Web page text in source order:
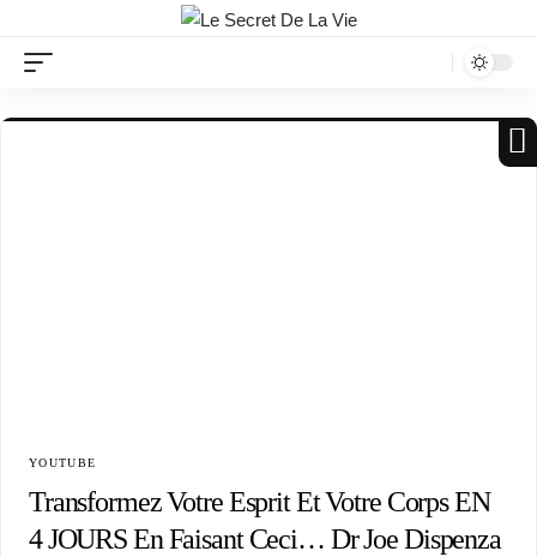
YOUTUBE
Transformez Votre Esprit Et Votre Corps EN
4 JOURS En Faisant Ceci… Dr Joe Dispenza